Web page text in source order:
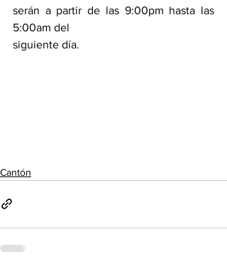
serán a partir de las 9:00pm hasta las
5:00am del
siguiente día.
Cantón